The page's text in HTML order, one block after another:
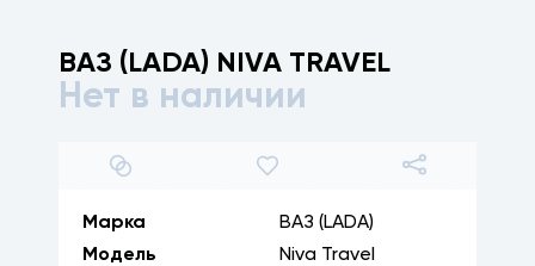
ВАЗ (LADA) NIVA TRAVEL
Нет в наличии
1/ 30
Марка
ВАЗ (LADA)
Модель
Niva Travel